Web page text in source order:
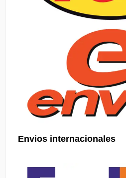
Envios internacionales